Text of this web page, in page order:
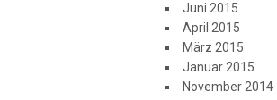
Juni 2015
April 2015
März 2015
Januar 2015
November 2014